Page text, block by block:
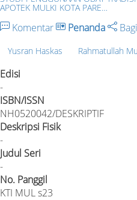
APOTEK MULKI KOTA PARE…
Komentar Penanda
Yusran Haskas Rahmatullah
Edisi
-
ISBN/ISSN
NH0520042/DESKRIPTIF
Deskripsi Fisik
-
Judul Seri
-
No. Panggil
KTI MUL s23